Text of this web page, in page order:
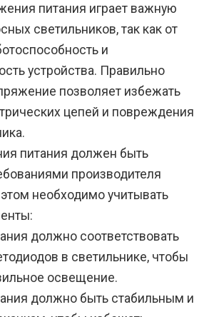
питания играет важную
светильников, так как от
и
устройства. Правильно
позволяет избежать
цепей и повреждения
питания должен быть
производителя
необходимо учитывать
должно соответствовать
в светильнике, чтобы
освещение.
должно быть стабильным и